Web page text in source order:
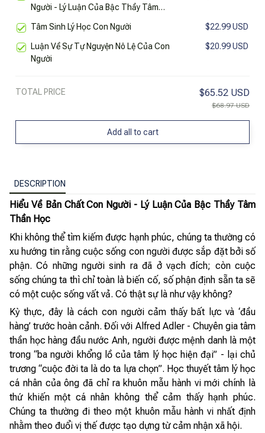
Người - Lý Luận Của Bậc Thầy Tâm
Tâm Sinh Lý Học Con Người $22.99 USD
Luận Về Sự Tự Nguyện Nô Lệ Của Con
Người
$20.99 USD
TOTAL PRICE $65.52 USD
$68.97 USD
Add all to cart
DESCRIPTION
Hiểu Về Bản Chất Con Người - Lý Luận Của Bậc Thầy Tâm
Thần Học
Khi không thể tìm kiếm được hạnh phúc, chúng ta thường có
xu hướng tin rằng cuộc sống con người được sắp đặt bởi số
phận. Có những người sinh ra đã ở vạch đích; còn cuộc
sống chúng ta thì chỉ toàn là biến cố, số phận định sẵn ta sẽ
có một cuộc sống vất vả. Có thật sự là như vậy không?
Kỳ thực, đây là cách con người cảm thấy bất lực và ‘đầu
hàng’ trước hoàn cảnh. Đối với Alfred Adler - Chuyên gia tâm
thần học hàng đầu nước Anh, người được mệnh danh là một
trong “ba người khổng lồ của tâm lý học hiện đại” - lại chủ
trương “cuộc đời ta là do ta lựa chọn”. Học thuyết tâm lý học
cá nhân của ông đã chỉ ra khuôn mẫu hành vi mới chính là
thứ khiến một cá nhân không thể cảm thấy hạnh phúc.
Chúng ta thường đi theo một khuôn mẫu hành vi nhất định
nhằm theo đuổi vị thế được tạo dựng từ cảm nhận xã hội.